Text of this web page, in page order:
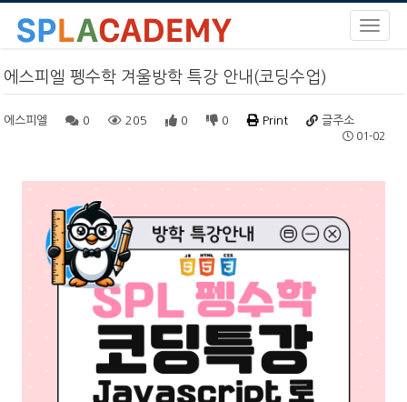
에스피엘 펭수학 겨울방학 특강 안내(코딩수업)
에스피엘 0 205 0 0 Print 글주소
01-02